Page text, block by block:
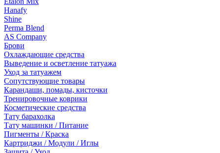
Hanafy
Shine
Perma Blend
AS Company
Брови
Охлаждающие средства
Выведение и осветление татуажа
Уход за татуажем
Сопутствующие товары
Карандаши, помады, кисточки
Тренировочные коврики
Косметические средства
Тату барахолка
Тату машинки / Питание
Пигменты / Краска
Картриджи / Модули / Иглы